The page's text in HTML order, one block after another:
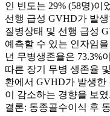
인 빈도는 29% (58명)이
선행 급성 GVHD가 발
질병상태 및 선행 급성
예측할 수 있는 인자임
년 무병생존율은 73.3%
따른 장기 무병 생존율
환에서 GVHD가 발생한
이 감소하는 경향을 보
결론: 동종골수이식 후